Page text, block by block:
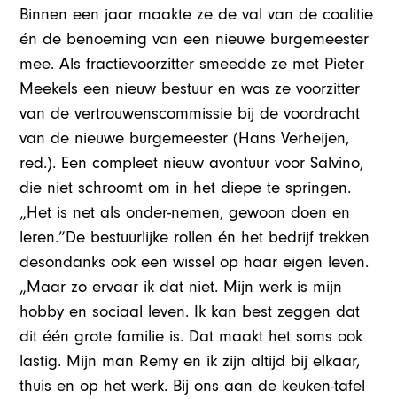
Binnen een jaar maakte ze de val van de coalitie
én de benoeming van een nieuwe burgemeester
mee. Als fractievoorzitter smeedde ze met Pieter
Meekels een nieuw bestuur en was ze voorzitter
van de vertrouwenscommissie bij de voordracht
van de nieuwe burgemeester (Hans Verheijen,
red.). Een compleet nieuw avontuur voor Salvino,
die niet schroomt om in het diepe te springen.
„Het is net als onder-nemen, gewoon doen en
leren.”De bestuurlijke rollen én het bedrijf trekken
desondanks ook een wissel op haar eigen leven.
„Maar zo ervaar ik dat niet. Mijn werk is mijn
hobby en sociaal leven. Ik kan best zeggen dat
dit één grote familie is. Dat maakt het soms ook
lastig. Mijn man Remy en ik zijn altijd bij elkaar,
thuis en op het werk. Bij ons aan de keuken-tafel